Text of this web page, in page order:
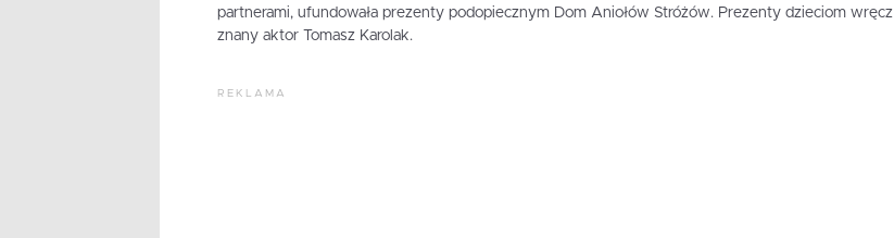
partnerami, ufundowała prezenty podopiecznym Dom Aniołów Stróżów. Prezenty dzieciom wręcz
znany aktor Tomasz Karolak.
REKLAMA